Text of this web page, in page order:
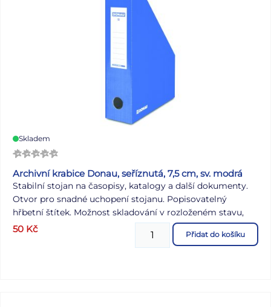
Skladem
Archivní krabice Donau, seříznutá, 7,5 cm, sv. modrá
Stabilní stojan na časopisy, katalogy a další dokumenty.
Otvor pro snadné uchopení stojanu. Popisovatelný
hřbetní štítek. Možnost skladování v rozloženém stavu,
velmi snadné sestavení. Vhodné pro archivaci, k třídění a
50 Kč Přidat do košíku